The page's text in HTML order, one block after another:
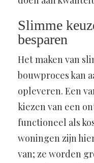
Slimme
besparen
Het maken van
bouwproces kan
opleveren. Een
kiezen van een
functioneel als
woningen zijn
van; ze worden